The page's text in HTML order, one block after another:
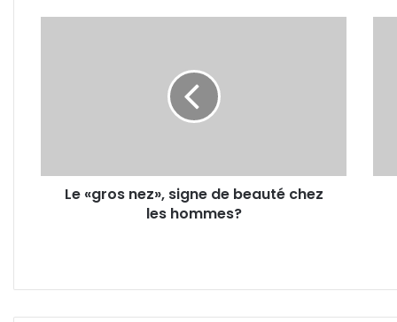
hommes?
Le «gros nez», signe de beauté chez
les hommes?